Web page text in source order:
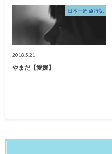
日本一周 旅行記
2018.5.21
やまだ【愛媛】